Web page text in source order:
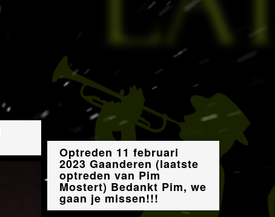
Optreden 11 februari
2023 Gaanderen (laatste
optreden van Pim
Mostert) Bedankt Pim, we
gaan je missen!!!